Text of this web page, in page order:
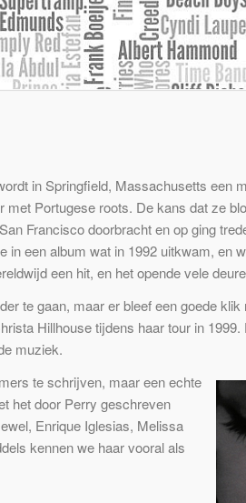
in Springfield, Massachusetts een
Portugese roots. De kans dat ze
Francisco doorbracht en op ging
in een album wat in 1992 uitkwam, en
een hit, en het opende vele
te gaan, maar er bleef een goede
Hillhouse tijdens haar tour in
muziek.
te schrijven, maar een echte
het door Perry geschreven
Enrique Iglesias, Melissa
kennen we haar vooral als